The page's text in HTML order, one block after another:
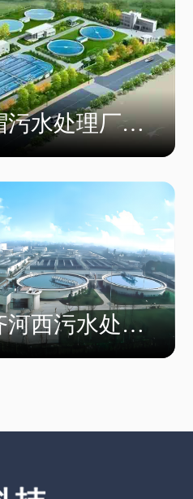
污水处理厂尾
河西污水处理